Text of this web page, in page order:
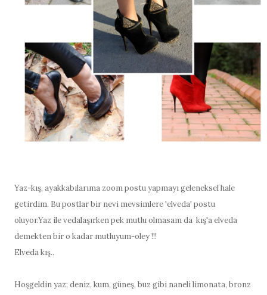
Yaz-kış, ayakkabılarıma zoom postu yapmayı geleneksel hale
getirdim. Bu postlar bir nevi mevsimlere 'elveda' postu
oluyor.Yaz ile vedalaşırken pek mutlu olmasam da kış'a elveda
demekten bir o kadar mutluyum-oley !!!
Elveda kış..
Hoşgeldin yaz; deniz, kum, güneş, buz gibi naneli limonata, bronz